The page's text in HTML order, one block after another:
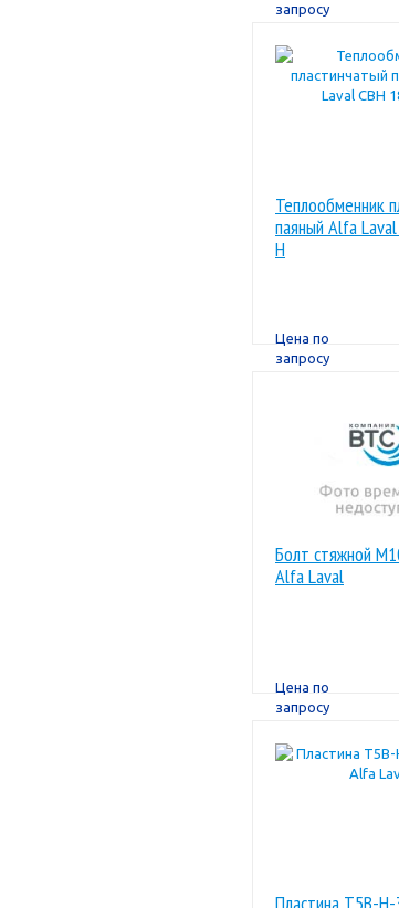
запросу
Теплообменник
паяный Alfa
H
Цена по
запросу
Болт стяжной
Alfa Laval
Цена по
запросу